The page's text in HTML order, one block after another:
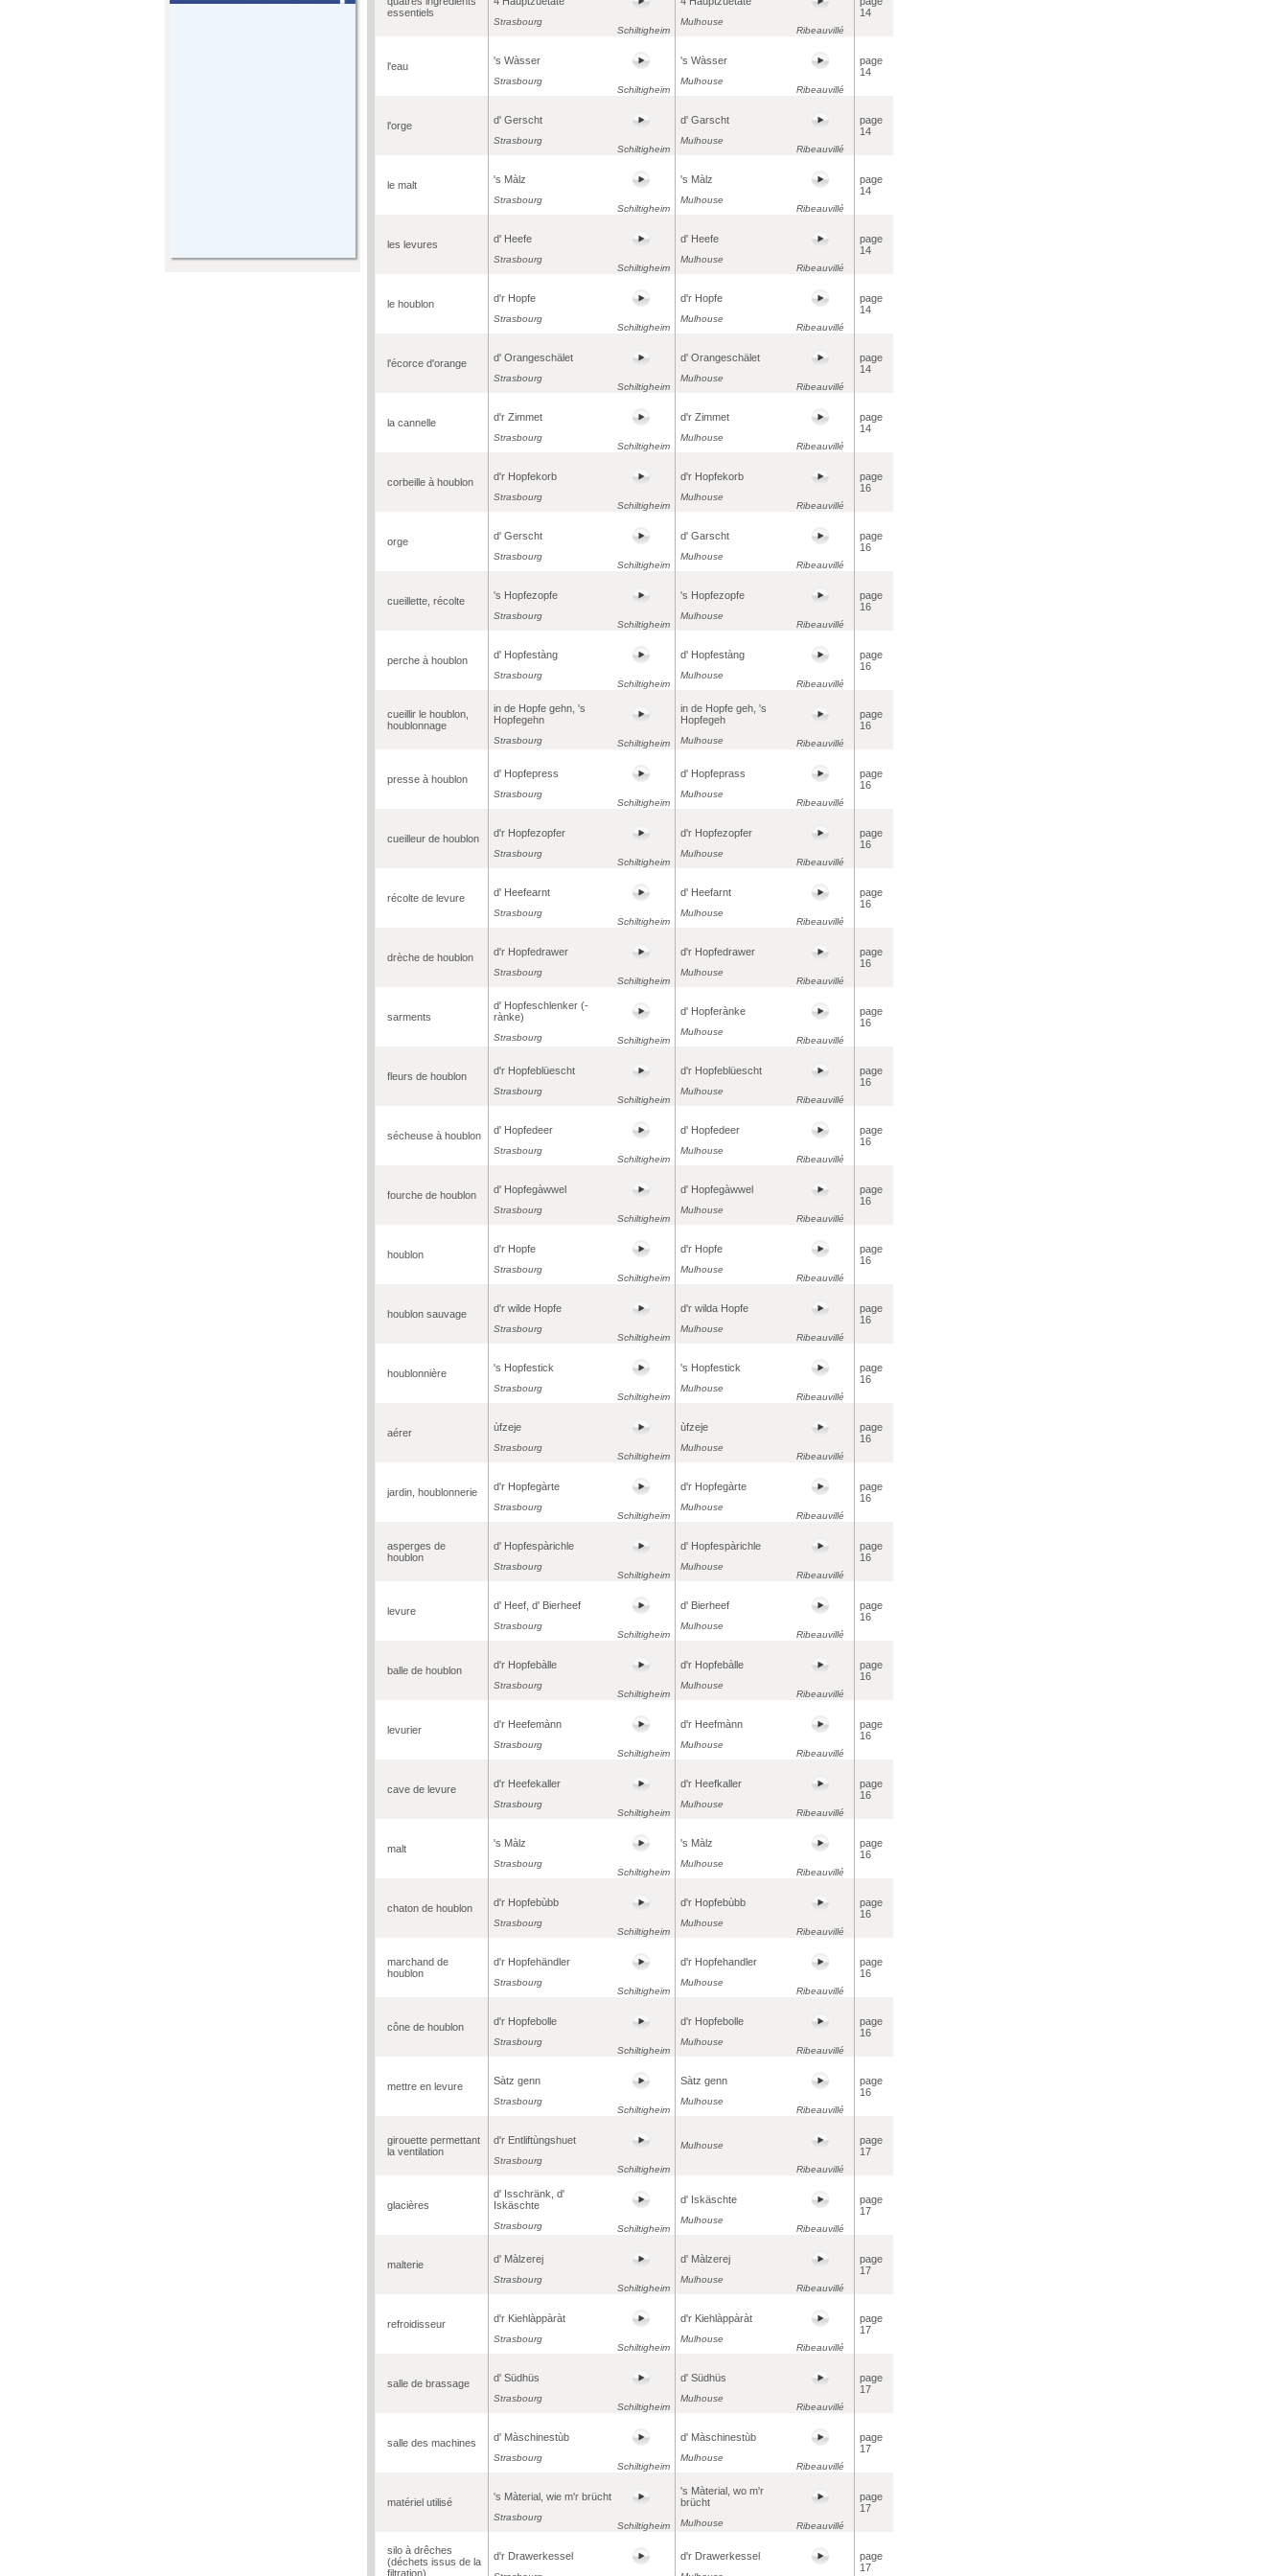
essentiels
Strasbourg
Schiltigheim
Mulhouse
Ribeauvillé
14
l'eau 's Wàsser
Strasbourg
Schiltigheim
's Wàsser
Mulhouse
Ribeauvillé
page
14
l'orge d' Gerscht
Strasbourg
Schiltigheim
d' Garscht
Mulhouse
Ribeauvillé
page
14
le malt 's Màlz
Strasbourg
Schiltigheim
's Màlz
Mulhouse
Ribeauvillé
page
14
les levures d' Heefe
Strasbourg
Schiltigheim
d' Heefe
Mulhouse
Ribeauvillé
page
14
le houblon d'r Hopfe
Strasbourg
Schiltigheim
d'r Hopfe
Mulhouse
Ribeauvillé
page
14
l'écorce d'orange d' Orangeschälet
Strasbourg
Schiltigheim
d' Orangeschälet
Mulhouse
Ribeauvillé
page
14
la cannelle d'r Zimmet
Strasbourg
Schiltigheim
d'r Zimmet
Mulhouse
Ribeauvillé
page
14
corbeille à houblon d'r Hopfekorb
Strasbourg
Schiltigheim
d'r Hopfekorb
Mulhouse
Ribeauvillé
page
16
orge d' Gerscht
Strasbourg
Schiltigheim
d' Garscht
Mulhouse
Ribeauvillé
page
16
cueillette, récolte 's Hopfezopfe
Strasbourg
Schiltigheim
's Hopfezopfe
Mulhouse
Ribeauvillé
page
16
perche à houblon d' Hopfestàng
Strasbourg
Schiltigheim
d' Hopfestàng
Mulhouse
Ribeauvillé
page
16
cueillir le houblon,
houblonnage
in de Hopfe gehn, 's
Hopfegehn
Strasbourg Schiltigheim
in de Hopfe geh, 's
Hopfegeh
Mulhouse Ribeauvillé
page
16
presse à houblon d' Hopfepress
Strasbourg
Schiltigheim
d' Hopfeprass
Mulhouse
Ribeauvillé
page
16
cueilleur de houblon d'r Hopfezopfer
Strasbourg
Schiltigheim
d'r Hopfezopfer
Mulhouse
Ribeauvillé
page
16
récolte de levure d' Heefearnt
Strasbourg
Schiltigheim
d' Heefarnt
Mulhouse
Ribeauvillé
page
16
drèche de houblon d'r Hopfedrawer
Strasbourg
Schiltigheim
d'r Hopfedrawer
Mulhouse
Ribeauvillé
page
16
sarments
d' Hopfeschlenker (-
rànke)
Strasbourg Schiltigheim
d' Hopferànke
Mulhouse
Ribeauvillé
page
16
fleurs de houblon d'r Hopfeblüescht
Strasbourg
Schiltigheim
d'r Hopfeblüescht
Mulhouse
Ribeauvillé
page
16
sécheuse à houblon d' Hopfedeer
Strasbourg
Schiltigheim
d' Hopfedeer
Mulhouse
Ribeauvillé
page
16
fourche de houblon d' Hopfegàwwel
Strasbourg
Schiltigheim
d' Hopfegàwwel
Mulhouse
Ribeauvillé
page
16
houblon d'r Hopfe
Strasbourg
Schiltigheim
d'r Hopfe
Mulhouse
Ribeauvillé
page
16
houblon sauvage d'r wilde Hopfe
Strasbourg
Schiltigheim
d'r wilda Hopfe
Mulhouse
Ribeauvillé
page
16
houblonnière 's Hopfestick
Strasbourg
Schiltigheim
's Hopfestick
Mulhouse
Ribeauvillé
page
16
aérer ùfzeje
Strasbourg
Schiltigheim
ùfzeje
Mulhouse
Ribeauvillé
page
16
jardin, houblonnerie d'r Hopfegàrte
Strasbourg
Schiltigheim
d'r Hopfegàrte
Mulhouse
Ribeauvillé
page
16
asperges de
houblon
d' Hopfespàrichle
Strasbourg
Schiltigheim
d' Hopfespàrichle
Mulhouse
Ribeauvillé
page
16
levure d' Heef, d' Bierheef
Strasbourg
Schiltigheim
d' Bierheef
Mulhouse
Ribeauvillé
page
16
balle de houblon d'r Hopfebàlle
Strasbourg
Schiltigheim
d'r Hopfebàlle
Mulhouse
Ribeauvillé
page
16
levurier d'r Heefemànn
Strasbourg
Schiltigheim
d'r Heefmànn
Mulhouse
Ribeauvillé
page
16
cave de levure d'r Heefekaller
Strasbourg
Schiltigheim
d'r Heefkaller
Mulhouse
Ribeauvillé
page
16
malt 's Màlz
Strasbourg
Schiltigheim
's Màlz
Mulhouse
Ribeauvillé
page
16
chaton de houblon d'r Hopfebùbb
Strasbourg
Schiltigheim
d'r Hopfebùbb
Mulhouse
Ribeauvillé
page
16
marchand de
houblon
d'r Hopfehändler
Strasbourg
Schiltigheim
d'r Hopfehandler
Mulhouse
Ribeauvillé
page
16
cône de houblon d'r Hopfebolle
Strasbourg
Schiltigheim
d'r Hopfebolle
Mulhouse
Ribeauvillé
page
16
mettre en levure Sàtz genn
Strasbourg
Schiltigheim
Sàtz genn
Mulhouse
Ribeauvillé
page
16
girouette permettant
la ventilation
d'r Entliftùngshuet
Strasbourg
Schiltigheim
Mulhouse
Ribeauvillé
page
17
glacières
d' Isschränk, d'
Iskäschte
Strasbourg Schiltigheim
d' Iskäschte
Mulhouse
Ribeauvillé
page
17
malterie d' Màlzerej
Strasbourg
Schiltigheim
d' Màlzerej
Mulhouse
Ribeauvillé
page
17
refroidisseur d'r Kiehlàppàràt
Strasbourg
Schiltigheim
d'r Kiehlàppàràt
Mulhouse
Ribeauvillé
page
17
salle de brassage d' Südhüs
Strasbourg
Schiltigheim
d' Südhüs
Mulhouse
Ribeauvillé
page
17
salle des machines d' Màschinestùb
Strasbourg
Schiltigheim
d' Màschinestùb
Mulhouse
Ribeauvillé
page
17
matériel utilisé 's Màterial, wie m'r brücht
Strasbourg
Schiltigheim
's Màterial, wo m'r
brücht
Mulhouse Ribeauvillé
page
17
silo à drêches
(déchets issus de la
filtration)
d'r Drawerkessel d'r Drawerkessel
page
17